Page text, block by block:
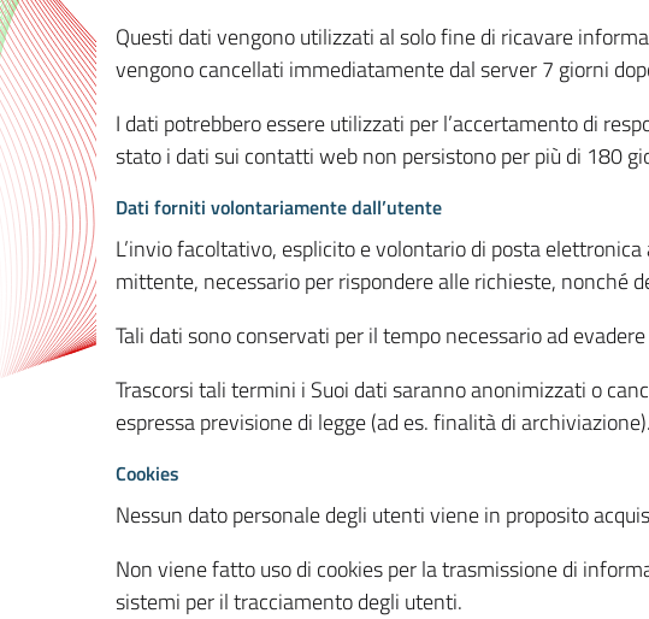
Questi dati vengono utilizzati al solo fine di ricavare
vengono cancellati immediatamente dal server 7 giorni
I dati potrebbero essere utilizzati per l’accertamento di
stato i dati sui contatti web non persistono per più di 180
Dati forniti volontariamente dall’utente
L’invio facoltativo, esplicito e volontario di posta
mittente, necessario per rispondere alle richieste, nonché
Tali dati sono conservati per il tempo necessario ad
Trascorsi tali termini i Suoi dati saranno anonimizzati o
espressa previsione di legge (ad es. finalità di archiviazione).
Cookies
Nessun dato personale degli utenti viene in proposito
Non viene fatto uso di cookies per la trasmissione di
sistemi per il tracciamento degli utenti.